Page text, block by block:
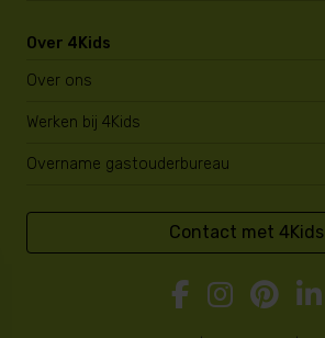
Over 4Kids
Over ons
Werken bij 4Kids
Overname gastouderbureau
Contact met 4Kids